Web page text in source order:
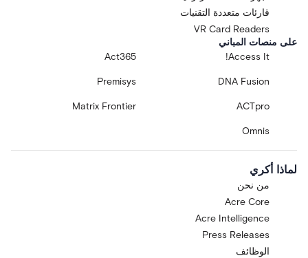
قارئات متعددة التقنيات
VR Card Readers
على منصات المباني
Access It!
Act365
DNA Fusion
Premisys
ACTpro
Matrix Frontier
Omnis
لماذا أكري
من نحن
Acre Core
Acre Intelligence
Press Releases
الوظائف